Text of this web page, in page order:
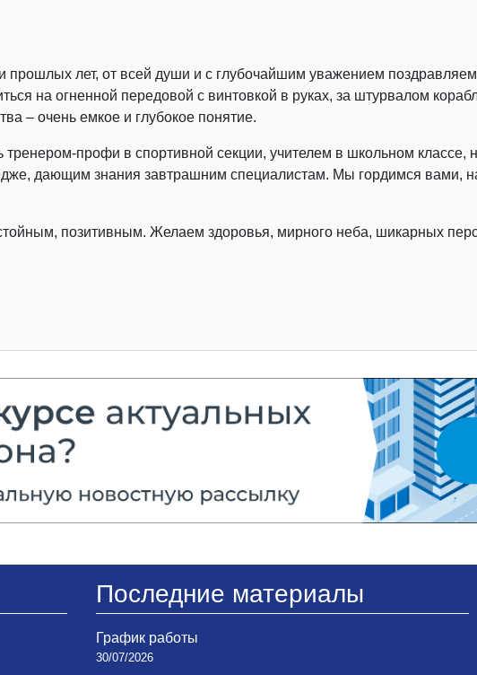
лет, от всей души и с глубочайшим уважением
на огненной передовой с винтовкой в руках, за штурвалом
– очень емкое и глубокое понятие.
профи в спортивной секции, учителем в школьном
дающим знания завтрашним специалистам. Мы гордимся
позитивным. Желаем здоровья, мирного неба, шикарных
Последние материалы
График работы
30/07/2026